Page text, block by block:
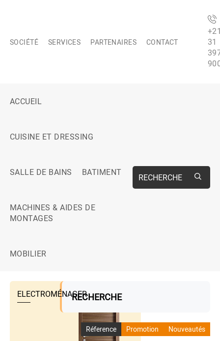
SOCIÉTÉ SERVICES PARTENAIRES CONTACT
31
ACCUEIL
CUISINE ET DRESSING
SALLE DE BAINS BATIMENT
MACHINES & AIDES DE
MONTAGES
MOBILIER
RECHERCHE
ELECTROMÉNAGERRECHERCHE
Réference Promotion Nouveautés